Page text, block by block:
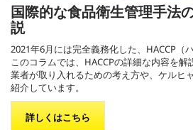
国際的な食品衛生管理手法
説
2021年6月には完全義務化した、HACCP（ハ
このコラムでは、HACCPの詳細な内容を
業者が取り入れるための考え方や、ケルヒ
紹介しています。
詳しくはこちら